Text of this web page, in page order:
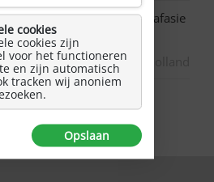
– Schilderen met NAH / afasie
Zuid-Holland
cookies
cookies zijn
voor het functioneren
en zijn automatisch
tracken wij anoniem
Opslaan